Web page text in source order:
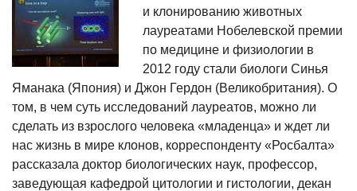
и клонированию животных
лауреатами Нобелевской премии
по медицине и физиологии в
2012 году стали биологи Синья
Яманака (Япония) и Джон Гердон (Великобритания). О
том, в чем суть исследований лауреатов, можно ли
сделать из взрослого человека «младенца» и ждет ли
нас жизнь в мире клонов, корреспонденту «Росбалта»
рассказала доктор биологических наук, профессор,
заведующая кафедрой цитологии и гистологии, декан